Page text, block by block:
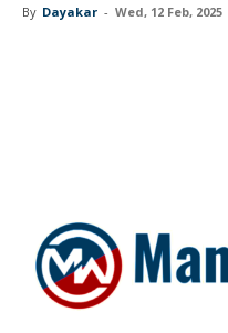
By Dayakar - Wed, 12 Feb, 2025